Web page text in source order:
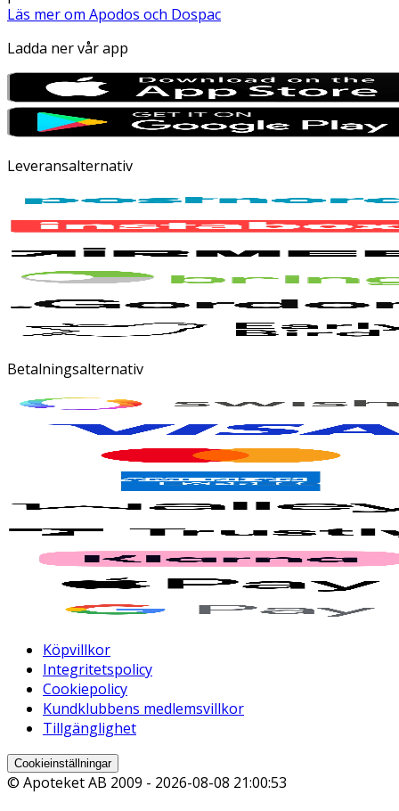
Läs mer om Apodos och Dospac
Ladda ner vår app
Leveransalternativ
Betalningsalternativ
Köpvillkor
Integritetspolicy
Cookiepolicy
Kundklubbens medlemsvillkor
Tillgänglighet
Cookieinställningar
© Apoteket AB 2009 - 2026-08-08 21:00:53